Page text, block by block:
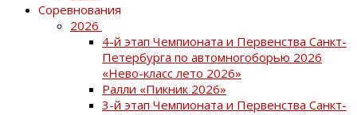
Соревнования
2026
4-й этап Чемпионата и Первенства Санкт-
Петербурга по автомногоборью 2026
«Нево-класс лето 2026»
Ралли «Пикник 2026»
3-й этап Чемпионата и Первенства Санкт-